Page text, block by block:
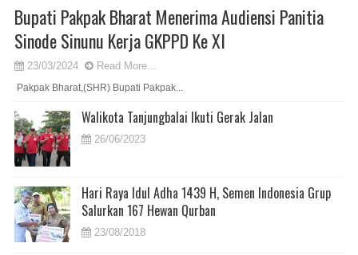
Bupati Pakpak Bharat Menerima Audiensi Panitia
Sinode Sinunu Kerja GKPPD Ke XI
23/03/2024 Read More...
Pakpak Bharat,(SHR) Bupati Pakpak...
Walikota Tanjungbalai Ikuti Gerak Jalan
26/06/2023
Hari Raya Idul Adha 1439 H, Semen Indonesia Grup
Salurkan 167 Hewan Qurban
23/08/2018